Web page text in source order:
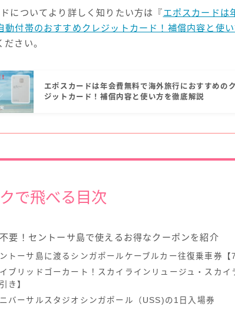
についてより詳しく知りたい方は『エポスカードは
動付帯のおすすめクレジットカード！補償内容と使
さい。
エポスカードは年会費無料で海外旅行におすすめの
ジットカード！補償内容と使い方を徹底解説
で飛べる目次
要！セントーサ島で使えるお得なクーポンを紹介
トーサ島に渡るシンガポールケーブルカー往復乗車券【
ブリッドゴーカート！スカイラインリュージュ・スカイ
き】
バーサルスタジオシンガポール（USS)の1日入場券